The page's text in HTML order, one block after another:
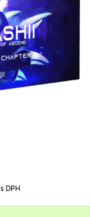
s DPH